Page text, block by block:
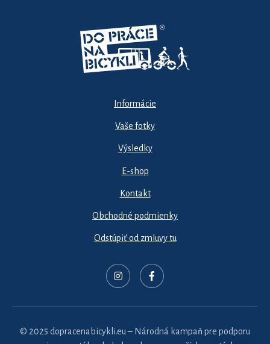
Informácie
Vaše fotky
Výsledky
E-shop
Kontakt
Obchodné podmienky
Odstúpiť od zmluvy tu
© 2025 dopracenabicykli.eu – Národná kampaň pre podporu